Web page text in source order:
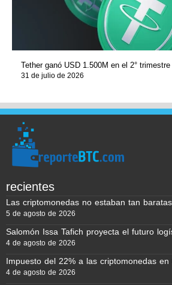
Tether ganó USD 1.500M en el 2° trimestre
31 de julio de 2026
recientes
Las criptomonedas no estaban tan
5 de agosto de 2026
Salomón Issa Tafich proyecta el futuro
4 de agosto de 2026
Impuesto del 22% a las criptomonedas
4 de agosto de 2026